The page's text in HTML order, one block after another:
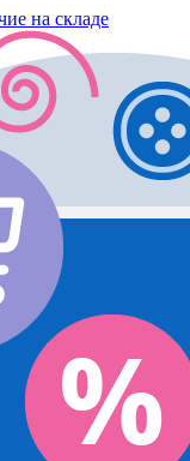
на складе